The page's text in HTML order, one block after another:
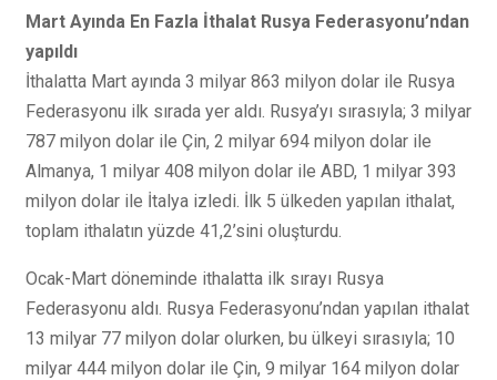
Mart Ayında En Fazla İthalat Rusya Federasyonu’ndan
yapıldı
İthalatta Mart ayında 3 milyar 863 milyon dolar ile Rusya
Federasyonu ilk sırada yer aldı. Rusya’yı sırasıyla; 3 milyar
787 milyon dolar ile Çin, 2 milyar 694 milyon dolar ile
Almanya, 1 milyar 408 milyon dolar ile ABD, 1 milyar 393
milyon dolar ile İtalya izledi. İlk 5 ülkeden yapılan ithalat,
toplam ithalatın yüzde 41,2’sini oluşturdu.
Ocak-Mart döneminde ithalatta ilk sırayı Rusya
Federasyonu aldı. Rusya Federasyonu’ndan yapılan ithalat
13 milyar 77 milyon dolar olurken, bu ülkeyi sırasıyla; 10
milyar 444 milyon dolar ile Çin, 9 milyar 164 milyon dolar